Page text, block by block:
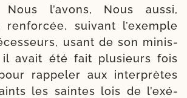
Nous l’avons, Nous aus­si,
sui­vant l’exemple
usant de son minis­
avait été fait plu­sieurs fois
rap­pe­ler aux inter­prètes
les saintes lois de l’exé­